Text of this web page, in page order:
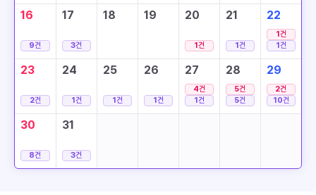
16
9건
17
3건
18 19 20
1건
21
1건
22
1건
1건
23
2건
24
1건
25
1건
26
1건
27
4건
1건
28
5건
5건
29
2건
10건
30
8건
31
3건